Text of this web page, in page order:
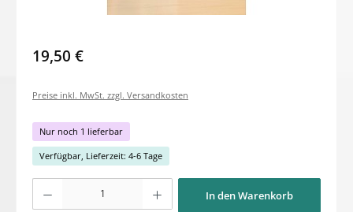
19,50 €
Preise inkl. MwSt. zzgl. Versandkosten
Nur noch 1 lieferbar
Verfügbar, Lieferzeit: 4-6 Tage
Produkt Anzahl: Gib den gewünschten Wert ein oder benutze die Schaltflächen um
In den Warenkorb